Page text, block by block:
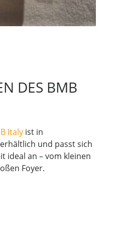
DES BMB
Italy ist in
und passt sich
ideal an – vom kleinen
Foyer.